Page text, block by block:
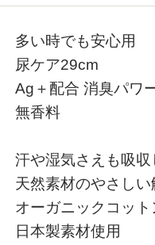
多い時でも安心用
尿ケア29cm
Ag＋配合 消臭パワ
無香料
汗や湿気さえも吸
天然素材のやさし
オーガニックコッ
日本製素材使用